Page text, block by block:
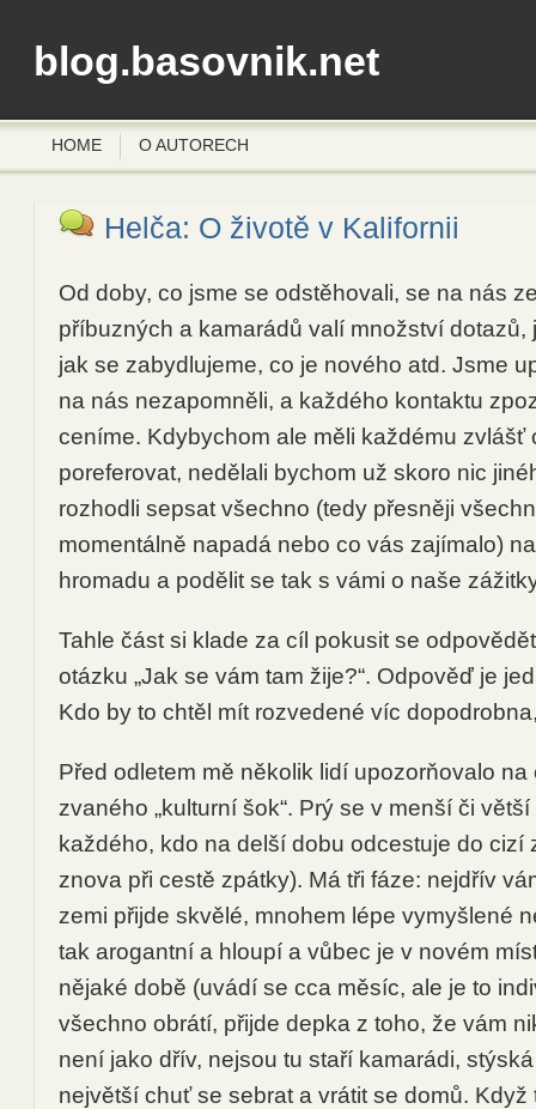
blog.basovnik.net
HOME O AUTORECH
Helča: O životě v Kalifornii
Od doby, co jsme se odstěhovali, se na nás
příbuzných a kamarádů valí množství dotazů,
jak se zabydlujeme, co je nového atd. Jsme
na nás nezapomněli, a každého kontaktu
ceníme. Kdybychom ale měli každému zvlášť
poreferovat, nedělali bychom už skoro nic
rozhodli sepsat všechno (tedy přesněji
momentálně napadá nebo co vás zajímalo)
hromadu a podělit se tak s vámi o naše
Tahle část si klade za cíl pokusit se
otázku „Jak se vám tam žije?“. Odpověď je
Kdo by to chtěl mít rozvedené víc
Před odletem mě několik lidí upozorňovalo
zvaného „kulturní šok“. Prý se v menší či
každého, kdo na delší dobu odcestuje do cizí
znova při cestě zpátky). Má tři fáze: nejdřív
zemi přijde skvělé, mnohem lépe vymyšlené
tak arogantní a hloupí a vůbec je v novém
nějaké době (uvádí se cca měsíc, ale je to
všechno obrátí, přijde depka z toho, že vám
není jako dřív, nejsou tu staří kamarádi,
největší chuť se sebrat a vrátit se domů. Když